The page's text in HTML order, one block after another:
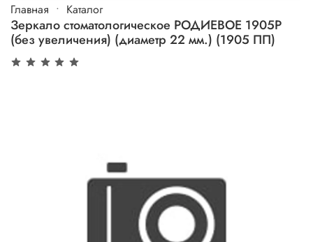
Главная Каталог
Зеркало стоматологическое РОДИЕВОЕ 1905Р
(без увеличения) (диаметр 22 мм.) (1905 ПП)